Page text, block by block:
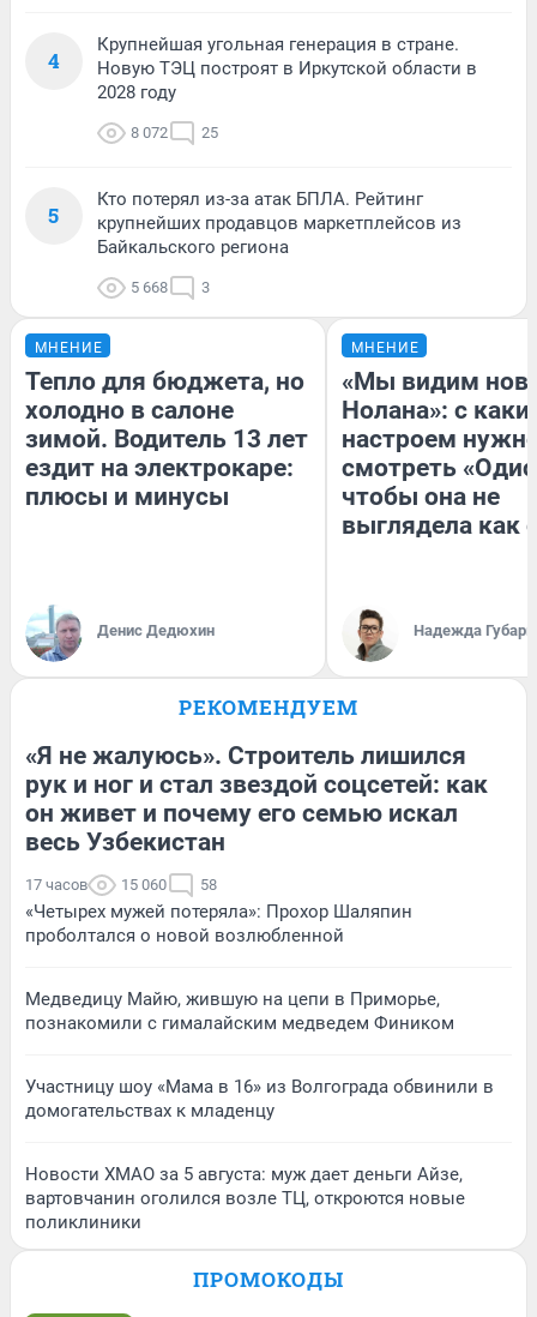
4
Крупнейшая угольная генерация в стране.
Новую ТЭЦ построят в Иркутской области в
2028 году
8 072 25
5
Кто потерял из-за атак БПЛА. Рейтинг
крупнейших продавцов маркетплейсов из
Байкальского региона
5 668 3
МНЕНИЕ
Тепло для бюджета, но
холодно в салоне
зимой. Водитель 13 лет
ездит на электрокаре:
плюсы и минусы
Денис Дедюхин
МНЕНИЕ
«Мы видим
Нолана»: с
настроем
смотреть
чтобы она не
выглядела как
Надежда Губарь
РЕКОМЕНДУЕМ
«Я не жалуюсь». Строитель лишился
рук и ног и стал звездой соцсетей: как
он живет и почему его семью искал
весь Узбекистан
17 часов 15 060 58
«Четырех мужей потеряла»: Прохор Шаляпин
проболтался о новой возлюбленной
Медведицу Майю, жившую на цепи в Приморье,
познакомили с гималайским медведем Фиником
Участницу шоу «Мама в 16» из Волгограда обвинили в
домогательствах к младенцу
Новости ХМАО за 5 августа: муж дает деньги Айзе,
вартовчанин оголился возле ТЦ, откроются новые
поликлиники
ПРОМОКОДЫ